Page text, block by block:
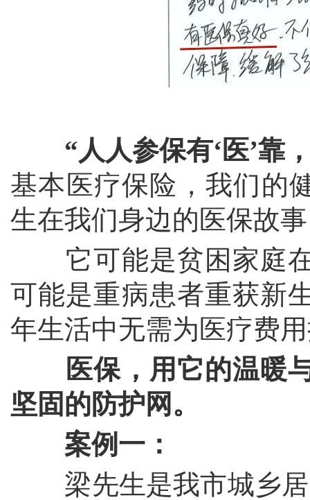
“人人参保有‘医’靠
基本医疗保险，我们的
生在我们身边的医保故
它可能是贫困家庭在
可能是重病患者重获新
年生活中无需为医疗费
医保，用它的温暖
坚固的防护网。
案例一：
梁先生是我市城乡居